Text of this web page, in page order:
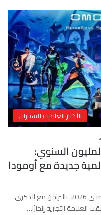
الأخبار العالمية للسيارات
السنوي:
جديدة مع أومودا
في أبريل 2026، وخلال معرض السيارات الصيني 2026، بالتزامن مع الذكرى
العلامة التجارية إنجازًا…